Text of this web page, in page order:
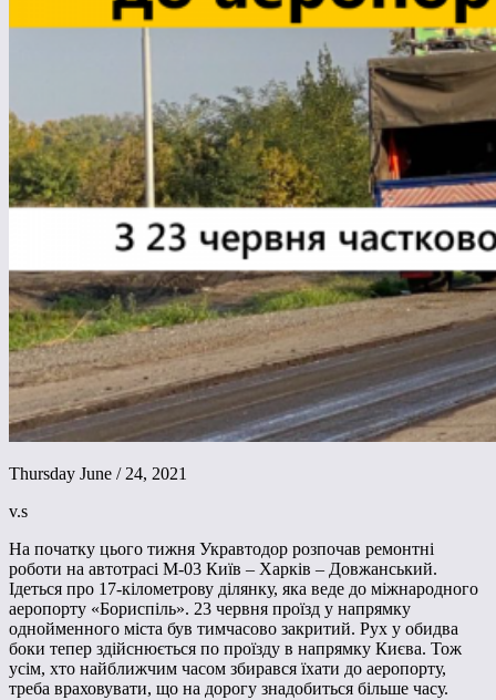
Thursday June / 24, 2021
v.s
На початку цього тижня Укравтодор розпочав ремонтні
роботи на автотрасі М-03 Київ – Харків – Довжанський.
Ідеться про 17-кілометрову ділянку, яка веде до міжнародного
аеропорту «Бориспіль». 23 червня проїзд у напрямку
однойменного міста був тимчасово закритий. Рух у обидва
боки тепер здійснюється по проїзду в напрямку Києва. Тож
усім, хто найближчим часом збирався їхати до аеропорту,
треба враховувати, що на дорогу знадобиться більше часу.